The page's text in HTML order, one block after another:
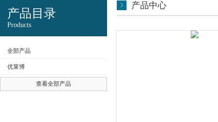
产品目录
Products
全部产品
优莱博
查看全部产品
产品中心